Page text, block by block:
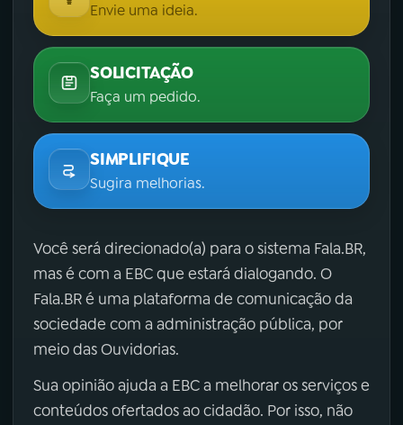
Envie uma ideia.
SOLICITAÇÃO
Faça um pedido.
SIMPLIFIQUE
Sugira melhorias.
Você será direcionado(a) para o sistema Fala.BR,
mas é com a EBC que estará dialogando. O
Fala.BR é uma plataforma de comunicação da
sociedade com a administração pública, por
meio das Ouvidorias.
Sua opinião ajuda a EBC a melhorar os serviços e
conteúdos ofertados ao cidadão. Por isso, não